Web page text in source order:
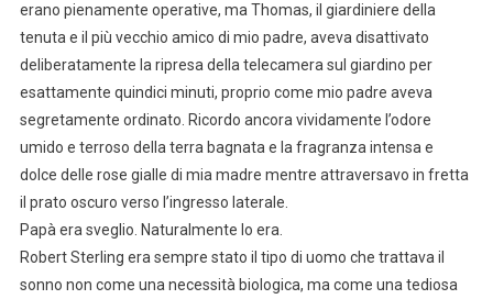
erano pienamente operative, ma Thomas, il giardiniere della
tenuta e il più vecchio amico di mio padre, aveva disattivato
deliberatamente la ripresa della telecamera sul giardino per
esattamente quindici minuti, proprio come mio padre aveva
segretamente ordinato. Ricordo ancora vividamente l’odore
umido e terroso della terra bagnata e la fragranza intensa e
dolce delle rose gialle di mia madre mentre attraversavo in fretta
il prato oscuro verso l’ingresso laterale.
Papà era sveglio. Naturalmente lo era.
Robert Sterling era sempre stato il tipo di uomo che trattava il
sonno non come una necessità biologica, ma come una tediosa